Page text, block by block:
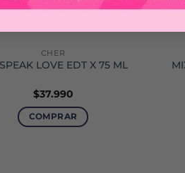
CHER
LOVE EDT X 75 ML
$37.990
COMPRAR